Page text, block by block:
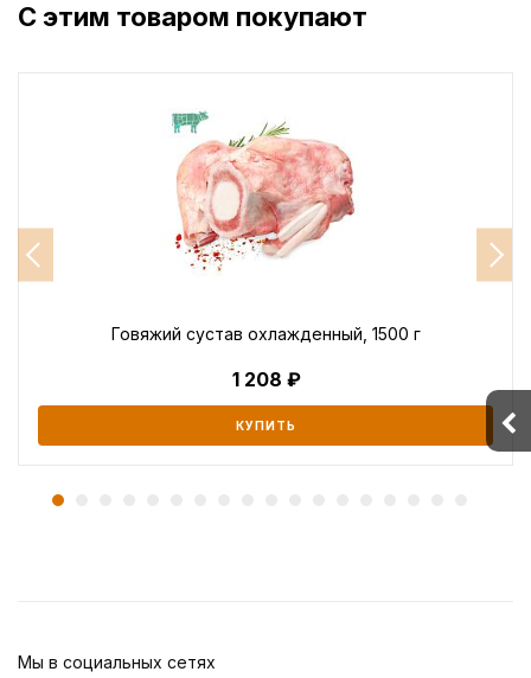
С этим товаром покупают
Говяжий сустав охлажденный, 1500 г
1 208
КУПИТЬ
Мы в социальных сетях